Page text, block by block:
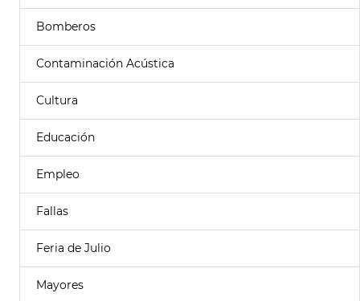
Bomberos
Contaminación Acústica
Cultura
Educación
Empleo
Fallas
Feria de Julio
Mayores